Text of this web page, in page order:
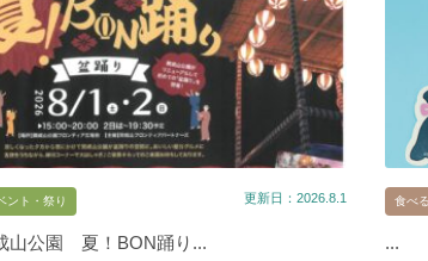
ント・祭り
山公園 夏！BON踊り...
更新日：2026.8.1 食べ
...